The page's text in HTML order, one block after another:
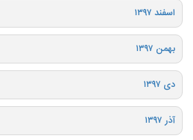
اسفند ۱۳۹۷
بهمن ۱۳۹۷
دی ۱۳۹۷
آذر ۱۳۹۷